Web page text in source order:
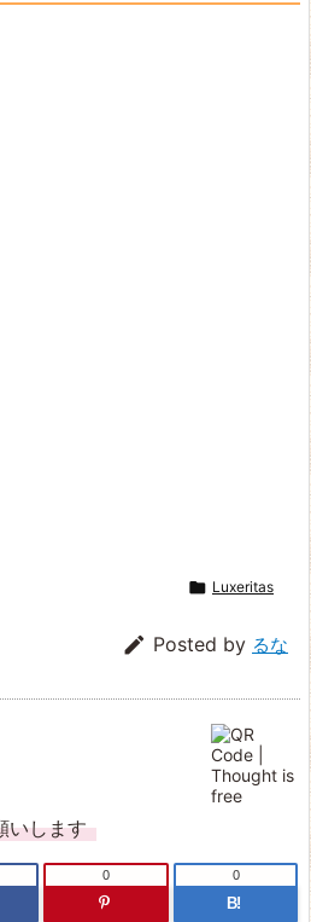
 Luxeritas
 Posted by るな
いします
0
B!
0